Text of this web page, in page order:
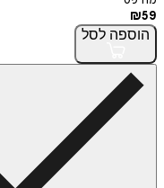
₪59
הוספה לסל